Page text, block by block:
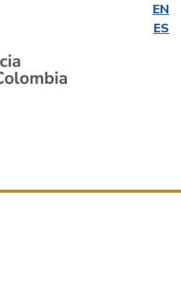
EN
ES